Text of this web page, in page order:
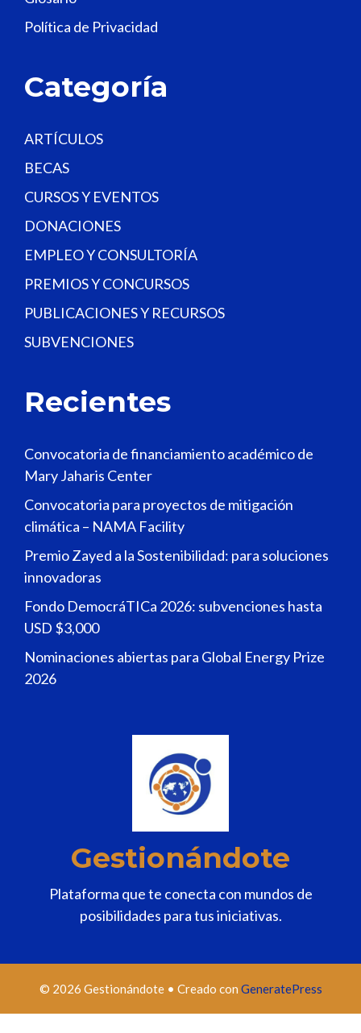
d
b
n
.
Política de Privacidad
Categoría
ARTÍCULOS
BECAS
CURSOS Y EVENTOS
DONACIONES
EMPLEO Y CONSULTORÍA
PREMIOS Y CONCURSOS
PUBLICACIONES Y RECURSOS
SUBVENCIONES
Recientes
Convocatoria de financiamiento académico de
Mary Jaharis Center
Convocatoria para proyectos de mitigación
climática – NAMA Facility
Premio Zayed a la Sostenibilidad: para soluciones
innovadoras
Fondo DemocráTICa 2026: subvenciones hasta
USD $3,000
Nominaciones abiertas para Global Energy Prize
2026
Gestionándote
Plataforma que te conecta con mundos de
posibilidades para tus iniciativas.
© 2026 Gestionándote• Creado con GeneratePress